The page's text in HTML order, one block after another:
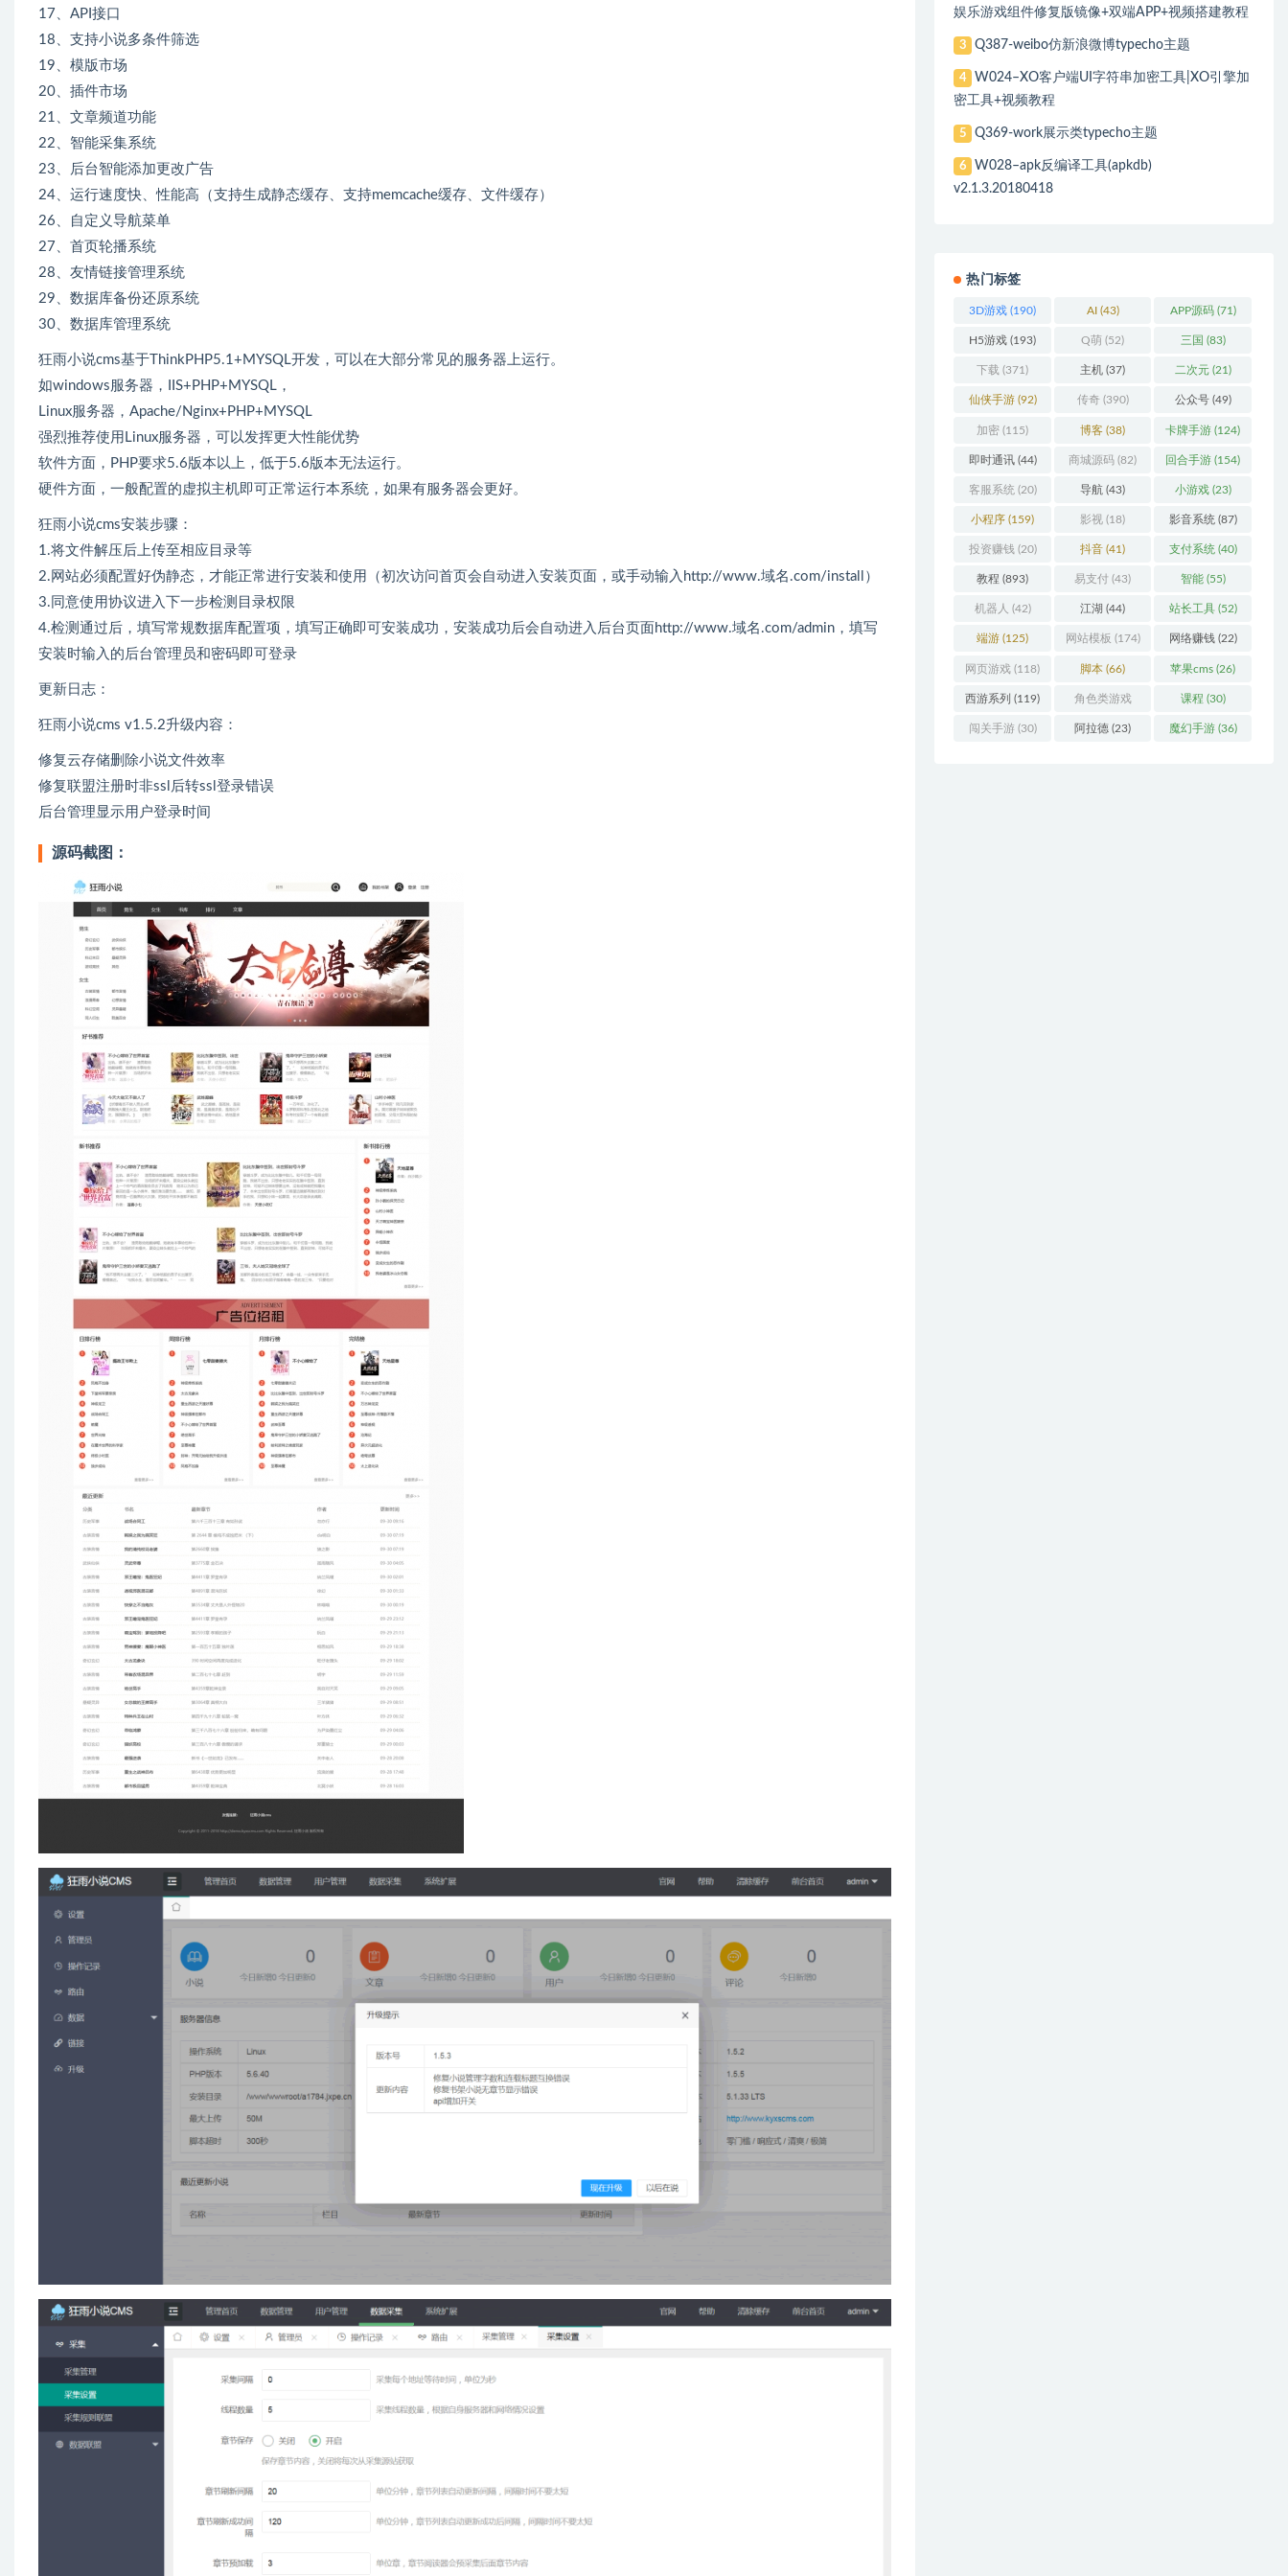
17、API接口
18、支持小说多条件筛选
19、模版市场
20、插件市场
21、文章频道功能
22、智能采集系统
23、后台智能添加更改广告
24、运行速度快、性能高（支持生成静态缓存、支持memcache缓存、文件缓存）
26、自定义导航菜单
27、首页轮播系统
28、友情链接管理系统
29、数据库备份还原系统
30、数据库管理系统
狂雨小说cms基于ThinkPHP5.1+MYSQL开发，可以在大部分常见的服务器上运行。
如windows服务器，IIS+PHP+MYSQL，
Linux服务器，Apache/Nginx+PHP+MYSQL
强烈推荐使用Linux服务器，可以发挥更大性能优势
软件方面，PHP要求5.6版本以上，低于5.6版本无法运行。
硬件方面，一般配置的虚拟主机即可正常运行本系统，如果有服务器会更好。
狂雨小说cms安装步骤：
1.将文件解压后上传至相应目录等
2.网站必须配置好伪静态，才能正常进行安装和使用（初次访问首页会自动进入安装页面，或手动输入http://www.域名.com/install）
3.同意使用协议进入下一步检测目录权限
4.检测通过后，填写常规数据库配置项，填写正确即可安装成功，安装成功后会自动进入后台页面http://www.域名.com/admin，填写
安装时输入的后台管理员和密码即可登录
更新日志：
狂雨小说cms v1.5.2升级内容：
修复云存储删除小说文件效率
修复联盟注册时非ssl后转ssl登录错误
后台管理显示用户登录时间
源码截图：
娱乐游戏组件修复版镜像+双端APP+视频搭建教程
3 Q387-weibo仿新浪微博typecho主题
4
W024–XO客户端UI字符串加密工具|XO引擎加
密工具+视频教程
5 Q369-work展示类typecho主题
6
W028–apk反编译工具(apkdb)
v2.1.3.20180418
热门标签
3D游戏 (190) AI(43) APP源码(71)
H5游戏 (193) Q萌 (52) 三国 (83)
下载 (371) 主机 (37) 二次元(21)
仙侠手游(92) 传奇(390) 公众号(49)
加密 (115) 博客 (38) 卡牌手游 (124)
即时通讯(44) 商城源码 (82) 回合手游 (154)
客服系统 (20) 导航 (43) 小游戏(23)
小程序 (159) 影视 (18) 影音系统 (87)
投资赚钱 (20) 抖音 (41) 支付系统 (40)
教程 (893) 易支付 (43) 智能(55)
机器人 (42) 江湖 (44) 站长工具(52)
端游 (125) 网站模板 (174) 网络赚钱(22)
网页游戏 (118) 脚本 (66) 苹果cms (26)
西游系列 (119) 角色类游戏
(306)
课程 (30)
闯关手游(30) 阿拉德 (23) 魔幻手游(36)